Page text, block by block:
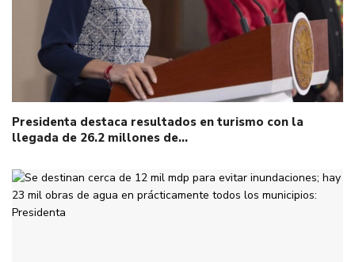
Presidenta destaca resultados en turismo con la
llegada de 26.2 millones de…